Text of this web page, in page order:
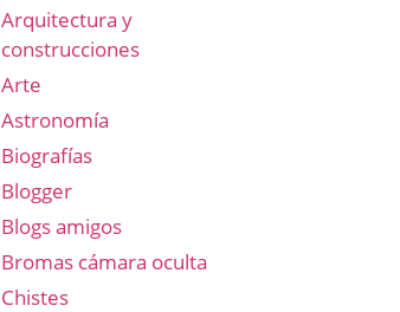
Arquitectura y
construcciones
Arte
Astronomía
Biografías
Blogger
Blogs amigos
Bromas cámara oculta
Chistes